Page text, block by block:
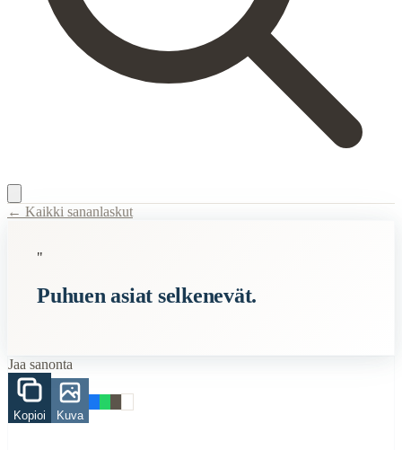
Description:Tämä sanonta tarkoittaa, että kun ihmiset puhuvat
Suomalaiset
Vanhat
Related Topics
← Kaikki sananlaskut
"
Puhuen asiat selkenevät.
Jaa sanonta
Kopioi Kuva